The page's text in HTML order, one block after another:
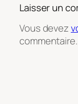
Laisser un
Vous devez
commentaire.